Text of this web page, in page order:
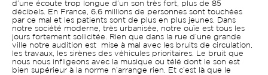
d’une écoute trop longue d’un son très fort, plus de 85
décibels. En France, 6.6 millions de personnes sont touchées
par ce mal et les patients sont de plus en plus jeunes. Dans
notre société moderne, très urbanisée, notre ouïe est tous les
jours fortement sollicitée. Rien que dans la rue d’une grande
ville notre audition est mise à mal avec les bruits de circulation,
les travaux, les sirènes des véhicules prioritaires. Le bruit que
nous nous infligeons avec la musique ou télé dont le son est
bien supérieur à la norme n’arrange rien. Et c’est là que le